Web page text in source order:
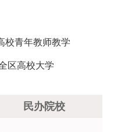
校青年教师教学
区高校大学
民办院校